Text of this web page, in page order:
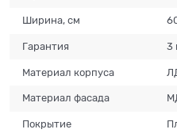
Ширина, см
Гарантия 3
Материал корпуса
Материал фасада
Покрытие